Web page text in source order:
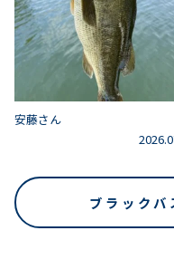
安藤さん
ブラックバ